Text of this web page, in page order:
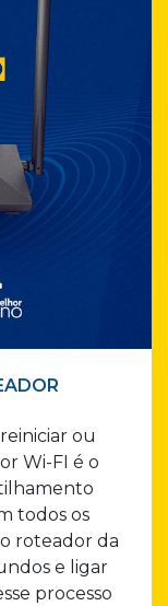
ou
Wi-FI é o
todos os
o roteador da
e ligar
processo